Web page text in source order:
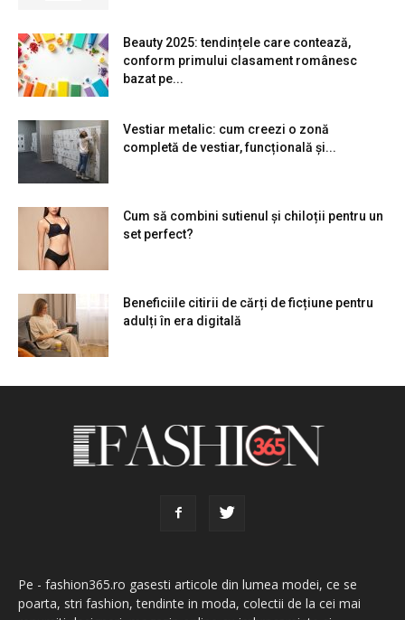
Beauty 2025: tendințele care contează,
conform primului clasament românesc
bazat pe...
Vestiar metalic: cum creezi o zonă
completă de vestiar, funcțională și...
Cum să combini sutienul și chiloții pentru un
set perfect?
Beneficiile citirii de cărți de ficțiune pentru
adulți în era digitală
Pe - fashion365.ro gasesti articole din lumea modei, ce se
poarta, stri fashion, tendinte in moda, colectii de la cei mai